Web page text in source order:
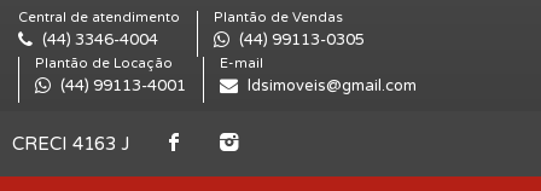
Central de atendimento
(44) 3346-4004
Plantão de Vendas
(44) 99113-0305
Plantão de Locação
(44) 99113-4001
E-mail
ldsimoveis@gmail.com
CRECI 4163 J